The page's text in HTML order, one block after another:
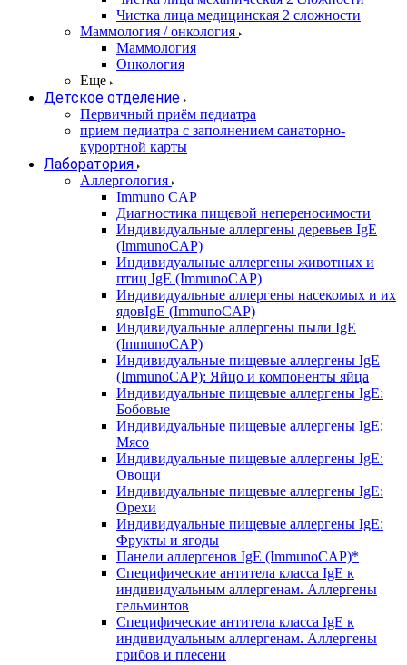
Чистка лица медицинская 2 сложности
Маммология / онкология
Маммология
Онкология
Еще
Детское отделение
Первичный приём педиатра
прием педиатра с заполнением санаторно-
курортной карты
Лаборатория
Аллергология
Immuno CAP
Диагностика пищевой непереносимости
Индивидуальные аллергены деревьев IgE
(ImmunoCAP)
Индивидуальные аллергены животных и
птиц IgE (ImmunoCAP)
Индивидуальные аллергены насекомых и их
ядовIgE (ImmunoCAP)
Индивидуальные аллергены пыли IgE
(ImmunoCAP)
Индивидуальные пищевые аллергены IgE
(ImmunoCAP): Яйцо и компоненты яйца
Индивидуальные пищевые аллергены IgE:
Бобовые
Индивидуальные пищевые аллергены IgE:
Мясо
Индивидуальные пищевые аллергены IgE:
Овощи
Индивидуальные пищевые аллергены IgE:
Орехи
Индивидуальные пищевые аллергены IgE:
Фрукты и ягоды
Панели аллергенов IgE (ImmunoCAP)*
Специфические антитела класса IgE к
индивидуальным аллергенам. Аллергены
гельминтов
Специфические антитела класса IgE к
индивидуальным аллергенам. Аллергены
грибов и плесени